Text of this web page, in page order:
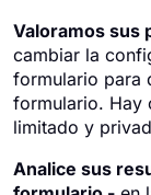
Valoramos sus
cambiar la
formulario para
formulario. Hay
limitado y
Analice sus